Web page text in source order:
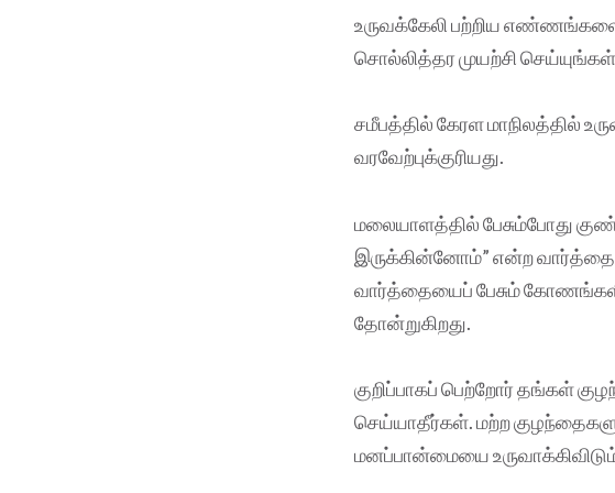
உருவக்கேலி பற்றிய
சொல்லித்தர முயற்சி
சமீபத்தில் கேரள மாநிலத்தில்
வரவேற்புக்குரியது.
மலையாளத்தில் பேசும்போது
இருக்கின்னோம்” என்ற
வார்த்தையைப் பேசும்
தோன்றுகிறது.
குறிப்பாகப் பெற்றோர் தங்கள்
செய்யாதீர்கள். மற்ற
மனப்பான்மையை